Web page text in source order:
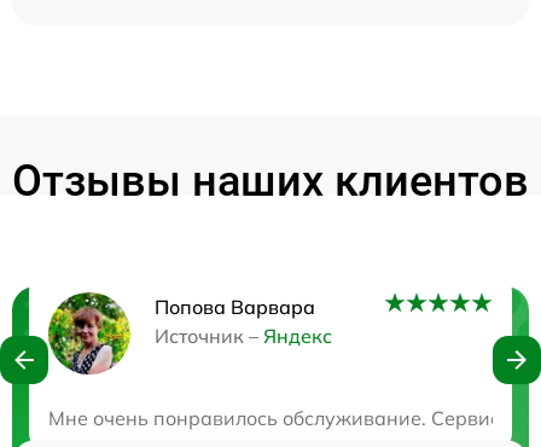
Отзывы наших клиентов
Попова Варвара
Источник – Яндекс
Мне очень понравилось обслуживание. Сервис
Нужна консультация?